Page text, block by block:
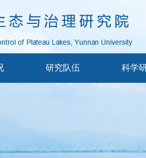
研究队伍 科学